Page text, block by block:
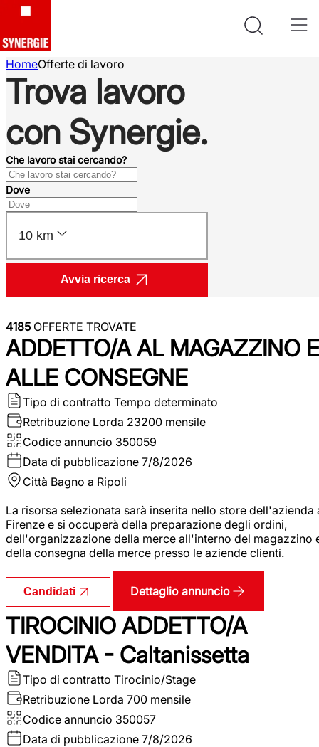
HomeOfferte di lavoro
Trova lavoro
con Synergie.
Che lavoro stai cercando?
Dove
10 km
Avvia ricerca
4185OFFERTE TROVATE
ADDETTO/A AL MAGAZZINO E
ALLE CONSEGNE
Tipo di contratto Tempo determinato
Retribuzione Lorda 23200 mensile
Codice annuncio 350059
Data di pubblicazione 7/8/2026
Città Bagno a Ripoli
La risorsa selezionata sarà inserita nello store dell'azienda
Firenze e si occuperà della preparazione degli ordini,
dell'organizzazione della merce all'interno del magazzino
della consegna della merce presso le aziende clienti.
Candidati Dettaglio annuncio
TIROCINIO ADDETTO/A
VENDITA - Caltanissetta
Tipo di contratto Tirocinio/Stage
Retribuzione Lorda 700 mensile
Codice annuncio 350057
Data di pubblicazione 7/8/2026